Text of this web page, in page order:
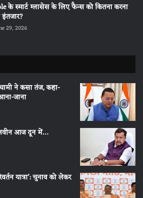
के स्मार्ट ग्लासेस के लिए फैन्स को कितना करना
इंतजार?
29, 2026
ने कसा तंज, कहा-
जाना
नवीन आज दून में…
यात्रा’: चुनाव को लेकर